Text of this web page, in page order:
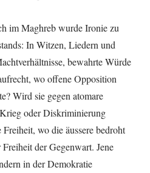
im Maghreb wurde Ironie zu
In Witzen, Liedern und
bewahrte Würde
wo offene Opposition
Wird sie gegen atomare
oder Diskriminierung
wo die äussere bedroht
der Gegenwart. Jene
in der Demokratie